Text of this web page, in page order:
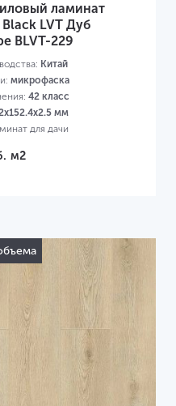
ламинат
LVT Дуб
BLVT-229
Китай
микрофаска
42 класс
мм
для дачи
м2